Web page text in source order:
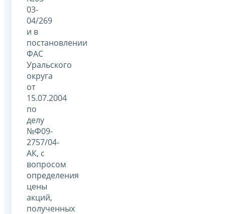
03-
04/269
и в
постановлении
ФАС
Уральского
округа
от
15.07.2004
по
делу
№Ф09-
2757/04-
АК, с
вопросом
определения
цены
акций,
полученных